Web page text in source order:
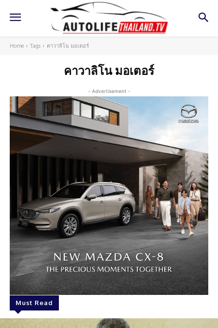
Home Tags คาวาลิโน มอเตอร์
คาวาลิโน มอเตอร์
- Advertisement -
Must Read